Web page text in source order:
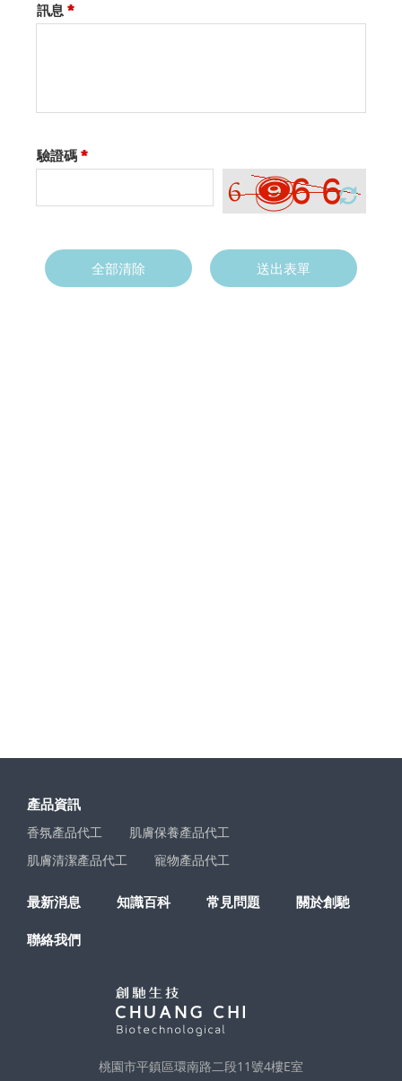
訊息 *
驗證碼 *
全部清除 送出表單
產品資訊
香氛產品代工
肌膚保養產品代工
肌膚清潔產品代工
寵物產品代工
最新消息 知識百科 常見問題 關於創馳
聯絡我們
桃園市平鎮區環南路二段11號4樓E室